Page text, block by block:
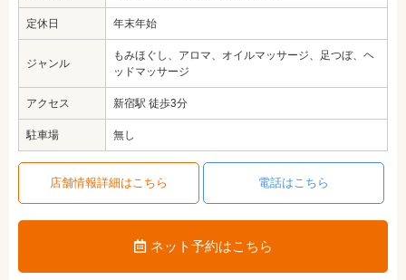
定休日 年末年始
ジャンル
もみほぐし、アロマ、オイルマッサージ、足つぼ、ヘ
ッドマッサージ
アクセス 新宿駅 徒歩3分
駐車場 無し
店舗情報詳細はこちら 電話はこちら
ネット予約はこちら